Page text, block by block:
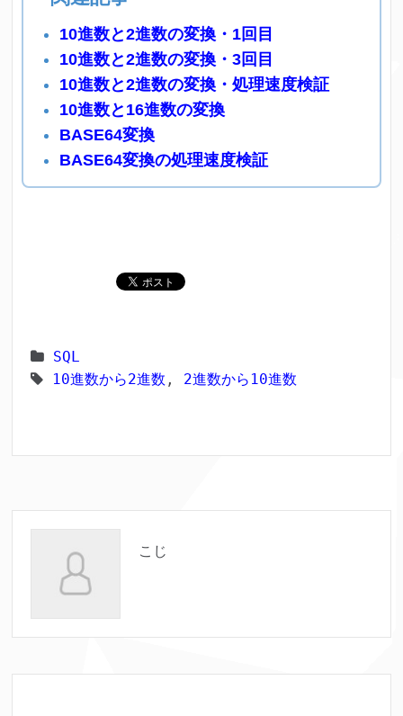
10進数と2進数の変換・1回目
10進数と2進数の変換・3回目
10進数と2進数の変換・処理速度検証
10進数と16進数の変換
BASE64変換
BASE64変換の処理速度検証
SQL
10進数から2進数 , 2進数から10進数
こじ